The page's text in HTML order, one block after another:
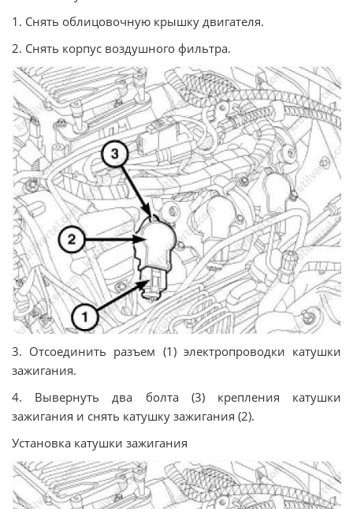
1. Снять облицовочную крышку двигателя.
2. Снять корпус воздушного фильтра.
3. Отсоединить разъем (1) электропроводки катушки
зажигания.
4. Вывернуть два болта (3) крепления катушки
зажигания и снять катушку зажигания (2).
Установка катушки зажигания